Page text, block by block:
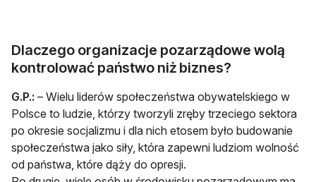
Dlaczego organizacje pozarządowe wolą
kontrolować państwo niż biznes?
G.P.: – Wielu liderów społeczeństwa obywatelskiego w
Polsce to ludzie, którzy tworzyli zręby trzeciego sektora
po okresie socjalizmu i dla nich etosem było budowanie
społeczeństwa jako siły, która zapewni ludziom wolność
od państwa, które dąży do opresji.